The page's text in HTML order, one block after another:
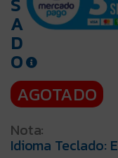
A
D
O
AGOTADO
Nota:
Idioma Teclado: